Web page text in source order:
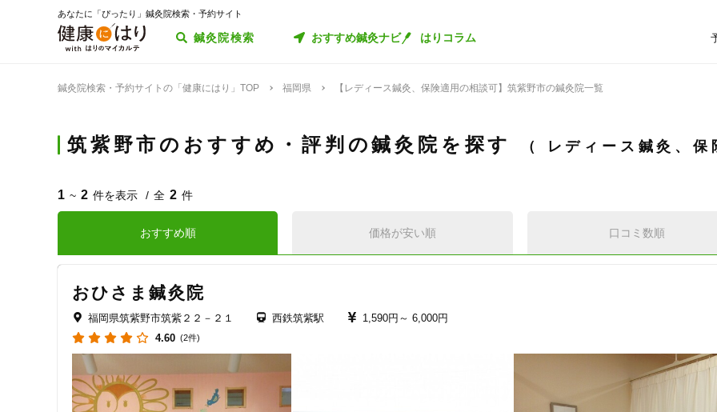
あなたに「ぴったり」鍼灸院検索・予約サイト
鍼灸院検索 おすすめ鍼灸ナビ はりコラム
鍼灸院検索・予約サイトの「健康にはり」TOP 福岡県 【レディース鍼灸、保険適用の相談可】筑紫野市の鍼灸院一覧
筑紫野市のおすすめ・評判の鍼灸院を探す レディース鍼灸、保
1 ~ 2 件を表示 全 2 件
おすすめ順 価格が安い順 口コミ数順
おひさま鍼灸院
福岡県筑紫野市筑紫２２－２１ 西鉄筑紫駅 1,590円～ 6,000円
4.60 (2件)